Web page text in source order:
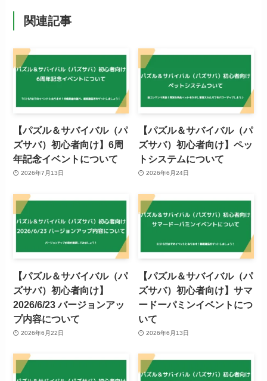
関連記事
【パズル＆サバイバル（パ
ズサバ）初心者向け】6周
年記念イベントについて
2026年7月13日
【パズル＆サバイバル（パ
ズサバ）初心者向け】ペッ
トシステムについて
2026年6月24日
【パズル＆サバイバル（パ
ズサバ）初心者向け】
2026/6/23 バージョンアッ
プ内容について
2026年6月22日
【パズル＆サバイバル（パ
ズサバ）初心者向け】サマ
ードーパミンイベントにつ
いて
2026年6月13日